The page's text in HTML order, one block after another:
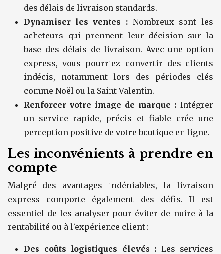
des délais de livraison standards.
Dynamiser les ventes : Nombreux sont les
acheteurs qui prennent leur décision sur la
base des délais de livraison. Avec une option
express, vous pourriez convertir des clients
indécis, notamment lors des périodes clés
comme Noël ou la Saint-Valentin.
Renforcer votre image de marque : Intégrer
un service rapide, précis et fiable crée une
perception positive de votre boutique en ligne.
Les inconvénients à prendre en
compte
Malgré des avantages indéniables, la livraison
express comporte également des défis. Il est
essentiel de les analyser pour éviter de nuire à la
rentabilité ou à l’expérience client :
Des coûts logistiques élevés : Les services